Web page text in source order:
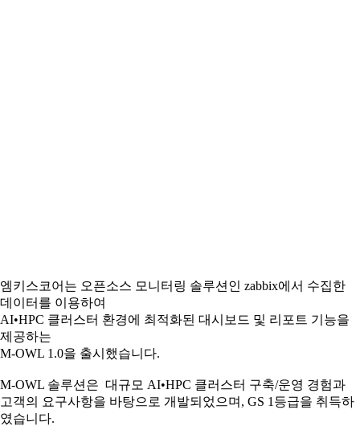
엠키스코어는 오픈소스 모니터링 솔루션인 zabbix에서 수집한
데이터를 이용하여
AI•HPC 클러스터 환경에 최적화된 대시보드 및 리포트 기능을
제공하는
M-OWL 1.0을 출시했습니다.
M-OWL 솔루션은 대규모 AI•HPC 클러스터 구축/운영 경험과
고객의 요구사항을 바탕으로 개발되었으며, GS 1등급을 취득하
였습니다.